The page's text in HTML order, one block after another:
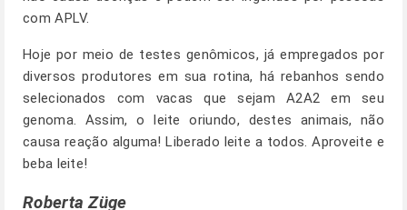
com APLV.
Hoje por meio de testes genômicos, já empregados por
diversos produtores em sua rotina, há rebanhos sendo
selecionados com vacas que sejam A2A2 em seu
genoma. Assim, o leite oriundo, destes animais, não
causa reação alguma! Liberado leite a todos. Aproveite e
beba leite!
Roberta Züge